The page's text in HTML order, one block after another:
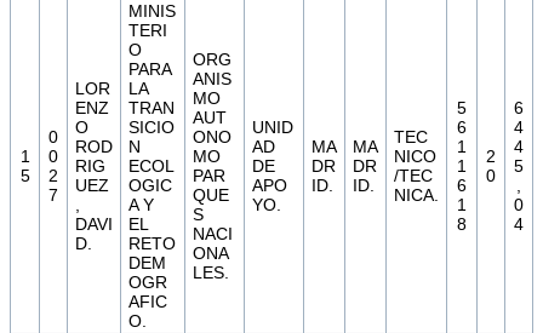
1
5
0
0
2
7
LOR
ENZ
O
ROD
RIG
UEZ
DAVI
D.
MINIS
TERI
O
PARA
LA
TRAN
SICIO
N
ECOL
OGIC
A Y
EL
RETO
DEM
OGR
AFIC
O.
ORG
ANIS
MO
AUT
ONO
MO
PAR
QUE
S
NACI
ONA
LES.
UNID
AD
DE
APO
YO.
MA
DR
ID.
MA
DR
ID.
TEC
NICO
/TEC
NICA.
5
6
1
1
6
1
8
2
0
6
4
4
5
0
4